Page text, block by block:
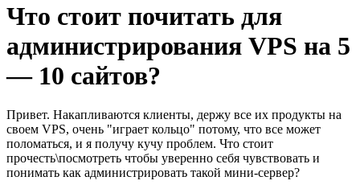
Что стоит почитать для
администрирования VPS на 5
— 10 сайтов?
Привет. Накапливаются клиенты, держу все их продукты на
своем VPS, очень "играет кольцо" потому, что все может
поломаться, и я получу кучу проблем. Что стоит
прочесть\посмотреть чтобы уверенно себя чувствовать и
понимать как администрировать такой мини-сервер?